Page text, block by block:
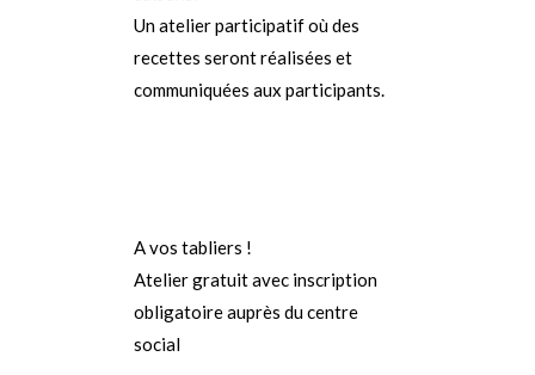
Un atelier participatif où des
recettes seront réalisées et
communiquées aux participants.
A vos tabliers !
Atelier gratuit avec inscription
obligatoire auprès du centre
social